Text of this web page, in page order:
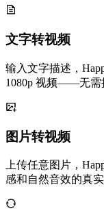
文字转视频
输入文字描述，
1080p 视频——无需
图片转视频
上传任意图片，
感和自然音效的真实